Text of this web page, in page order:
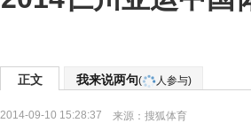
正文 我来说两句( 人参与)
2014-09-10 15:28:37 来源： 搜狐体育